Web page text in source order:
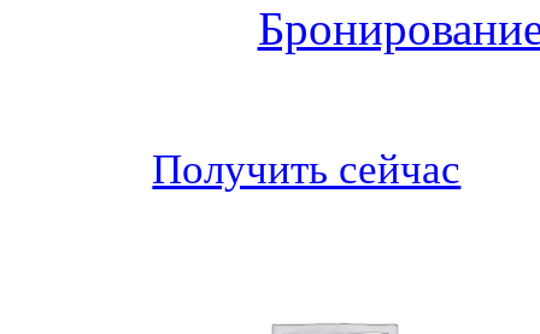
Получить сейчас